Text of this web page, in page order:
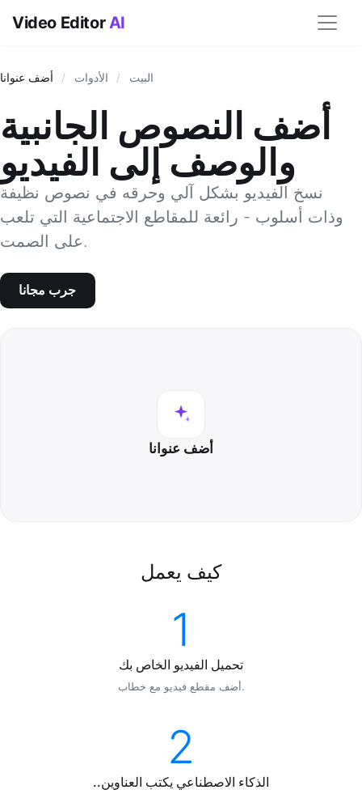
Video EditorAI
البيت / الأدوات / أضف عنوانا
أضف النصوص الجانبية
والوصف إلى الفيديو
نسخ الفيديو بشكل آلي وحرقه في نصوص نظيفة
وذات أسلوب - رائعة للمقاطع الاجتماعية التي تلعب
على الصمت.
جرب مجانا
أضف عنوانا
كيف يعمل
1
تحميل الفيديو الخاص بك
أضف مقطع فيديو مع خطاب.
2
..الذكاء الاصطناعي يكتب العناوين